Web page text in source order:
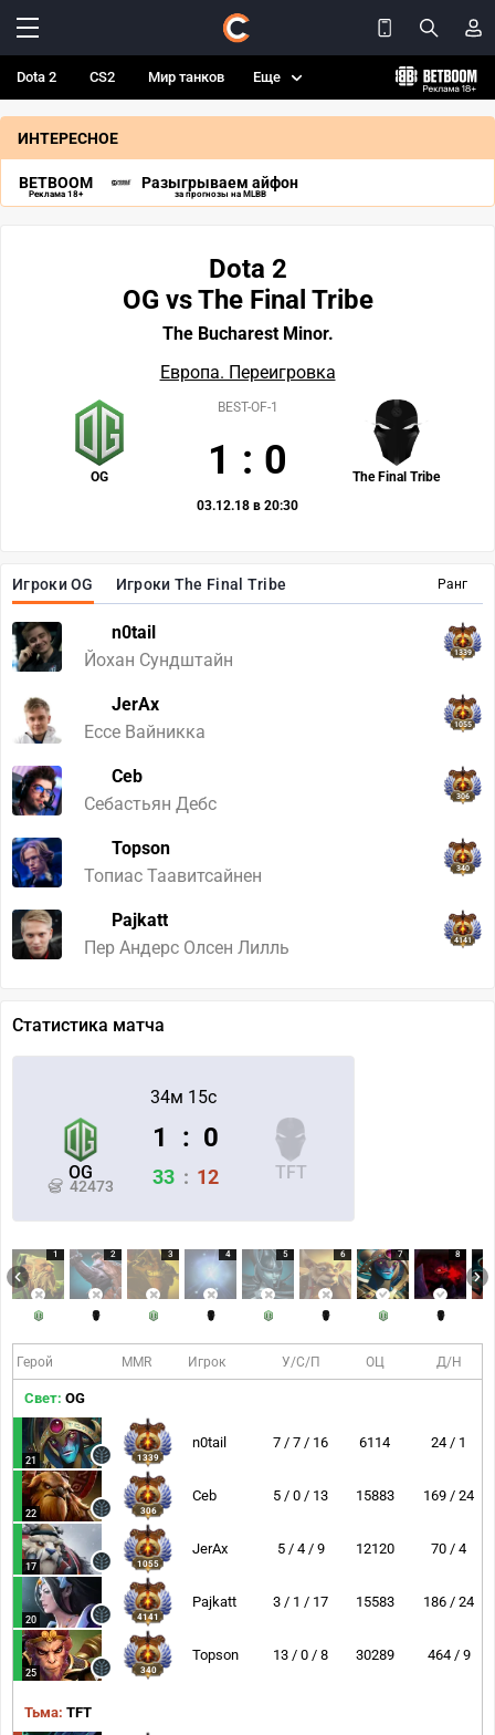
Dota 2 CS2 Мир танков Еще
ИНТЕРЕСНОЕ
BETBOOM
Реклама 18+
Разыгрываем айфон
за прогнозы на MLBB
Ранг
Игроки OG Игроки The Final Tribe
n0tail
Йохан Сундштайн
1339
JerAx
Ессе Вайникка
1055
Ceb
Себастьян Дебс
306
Topson
Топиас Таавитсайнен
340
Pajkatt
Пер Андерс Олсен Лилль
4141
Dota 2
OG vs The Final Tribe
The Bucharest Minor.
Европа. Переигровка
OG The Final Tribe
BEST-OF-1
1 : 0
03.12.18 в 20:30
Статистика матча
34м 15с
OG
42473
TFT
1 : 0
33 : 12
1 2 3 4 5 6 7 8
Герой MMR Игрок У/С/П ОЦ Д/Н
Свет: OG
21 1339
n0tail 7 / 7 / 16 6114 24 / 1
22 306
Ceb 5 / 0 / 13 15883 169 / 24
17 1055
JerAx 5 / 4 / 9 12120 70 / 4
20 4141
Pajkatt 3 / 1 / 17 15583 186 / 24
25 340
Topson 13 / 0 / 8 30289 464 / 9
Тьма: TFT